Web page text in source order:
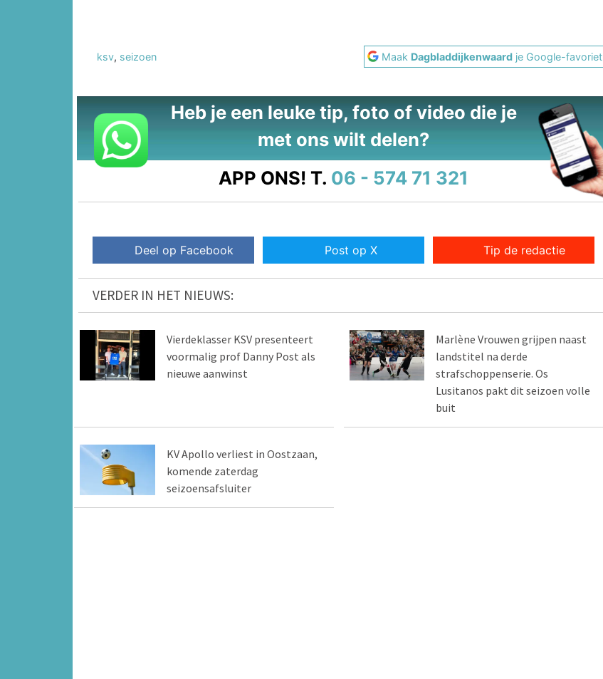
ksv, seizoen Maak Dagbladdijkenwaard je Google-favoriet
Heb je een leuke tip, foto of video die je
met ons wilt delen?
APP ONS! T. 06 - 574 71 321
Deel op Facebook Post op X Tip de redactie
VERDER IN HET NIEUWS:
Vierdeklasser KSV presenteert
voormalig prof Danny Post als
nieuwe aanwinst
Marlène Vrouwen grijpen naast
landstitel na derde
strafschoppenserie. Os
Lusitanos pakt dit seizoen volle
buit
KV Apollo verliest in Oostzaan,
komende zaterdag
seizoensafsluiter